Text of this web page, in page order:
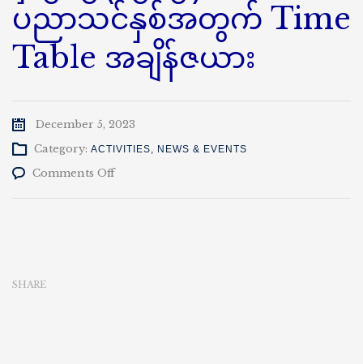
ပညာသင်နှစ်အတွက် Time
Table အချိန်ဇယား
December 5, 2023
Category: ACTIVITIES, NEWS & EVENTS
Comments Offon
SHARE